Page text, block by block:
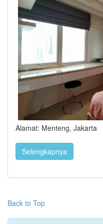
Alamat: Menteng, Jakarta
Selengkapnya
Back to Top